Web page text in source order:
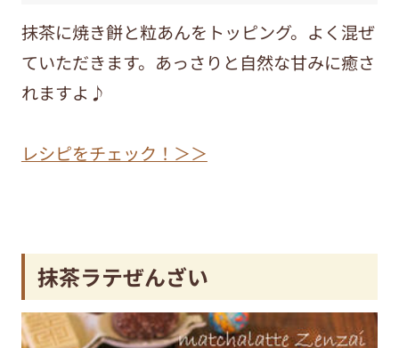
抹茶に焼き餅と粒あんをトッピング。よく混ぜ
ていただきます。あっさりと自然な甘みに癒さ
れますよ♪
レシピをチェック！＞＞
抹茶ラテぜんざい